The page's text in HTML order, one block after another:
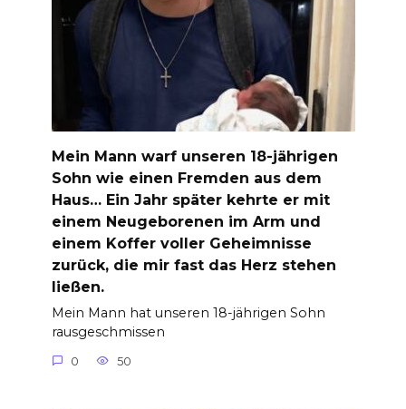
Mein Mann warf unseren 18-jährigen
Sohn wie einen Fremden aus dem
Haus… Ein Jahr später kehrte er mit
einem Neugeborenen im Arm und
einem Koffer voller Geheimnisse
zurück, die mir fast das Herz stehen
ließen.
Mein Mann hat unseren 18-jährigen Sohn
rausgeschmissen
0 50